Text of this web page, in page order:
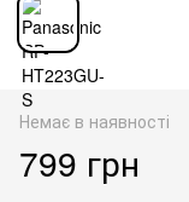
Немає в наявності
799 грн